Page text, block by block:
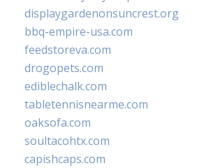
displaygardenonsuncrest.org
bbq-empire-usa.com
feedstoreva.com
drogopets.com
ediblechalk.com
tabletennisnearme.com
oaksofa.com
soultacohtx.com
capishcaps.com